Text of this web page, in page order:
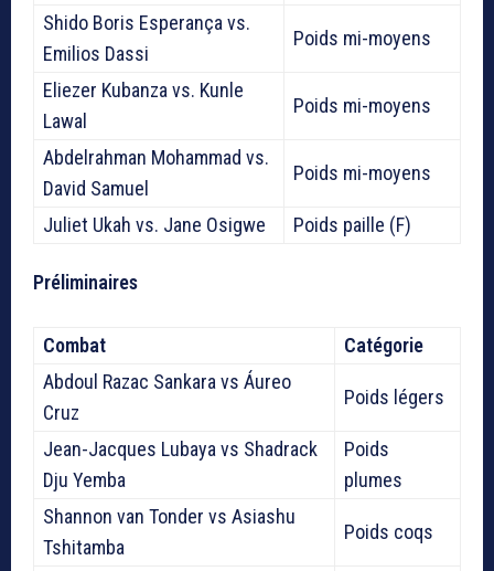
Shido Boris Esperança vs.
Emilios Dassi
Poids mi-moyens
Eliezer Kubanza vs. Kunle
Lawal
Poids mi-moyens
Abdelrahman Mohammad vs.
David Samuel
Poids mi-moyens
Juliet Ukah vs. Jane Osigwe Poids paille (F)
Préliminaires
Combat
Catégorie
Abdoul Razac Sankara vs Áureo
Cruz
Poids légers
Jean-Jacques Lubaya vs Shadrack
Dju Yemba
Poids
plumes
Shannon van Tonder vs Asiashu
Tshitamba
Poids coqs